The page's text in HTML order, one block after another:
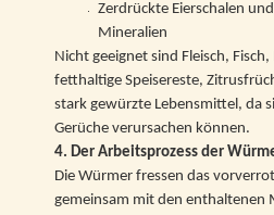
Zerdrückte Eierschalen
Mineralien
Nicht geeignet sind Fleisch,
fetthaltige Speisereste,
stark gewürzte Lebensmittel, da
Gerüche verursachen können.
4. Der Arbeitsprozess der
Die Würmer fressen das
gemeinsam mit den enthaltenen